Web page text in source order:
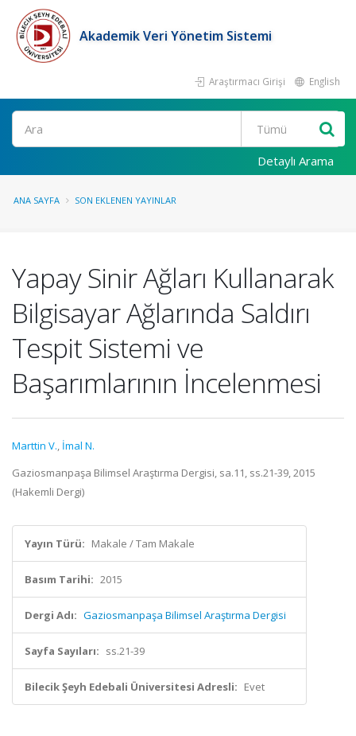
Akademik Veri Yönetim Sistemi
Araştırmacı Girişi English
Ara
Detaylı Arama
ANA SAYFA SON EKLENEN YAYINLAR
Yapay Sinir Ağları Kullanarak
Bilgisayar Ağlarında Saldırı
Tespit Sistemi ve
Başarımlarının İncelenmesi
Marttin V., İmal N.
Gaziosmanpaşa Bilimsel Araştırma Dergisi, sa.11, ss.21-39, 2015
(Hakemli Dergi)
Yayın Türü: Makale / Tam Makale
Basım Tarihi: 2015
Dergi Adı: Gaziosmanpaşa Bilimsel Araştırma Dergisi
Sayfa Sayıları: ss.21-39
Bilecik Şeyh Edebali Üniversitesi Adresli: Evet